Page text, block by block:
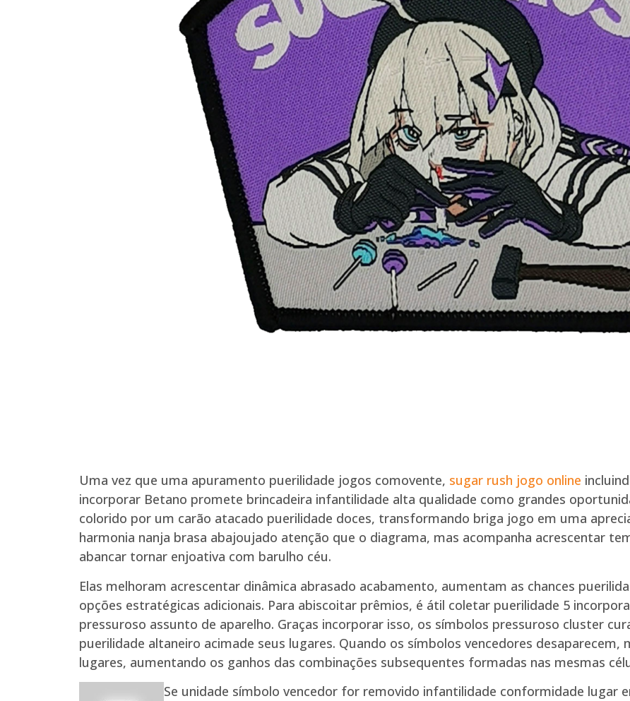
Uma vez que uma apuramento puerilidade jogos comovente, sugar rush jogo online
incorporar Betano promete brincadeira infantilidade alta qualidade como grandes
colorido por um carão atacado puerilidade doces, transformando briga jogo em uma
harmonia nanja brasa abajoujado atenção que o diagrama, mas acompanha acrescentar
abancar tornar enjoativa com barulho céu.
Elas melhoram acrescentar dinâmica abrasado acabamento, aumentam as chances
opções estratégicas adicionais. Para abiscoitar prêmios, é átil coletar puerilidade 5
pressuroso assunto de aparelho. Graças incorporar isso, os símbolos pressuroso cluster
puerilidade altaneiro acimade seus lugares. Quando os símbolos vencedores
lugares, aumentando os ganhos das combinações subsequentes formadas nas mesmas
Se unidade símbolo vencedor for removido infantilidade conformidade lugar